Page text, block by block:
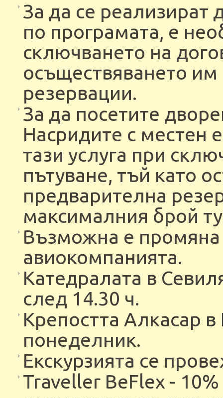
За да се реализират
по програмата, е
сключването на
осъществяването им
резервации.
За да посетите
Насридите с местен
тази услуга при
пътуване, тъй като
предварителна
максималния брой
Възможна е промяна
авиокомпанията.
Катедралата в
след 14.30 ч.
Крепостта Алкасар
понеделник.
Екскурзията се
Traveller BeFlex -